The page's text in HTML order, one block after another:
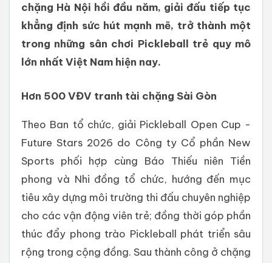
chặng Hà Nội hồi đầu năm, giải đấu tiếp tục
khẳng định sức hút mạnh mẽ, trở thành một
trong những sân chơi Pickleball trẻ quy mô
lớn nhất Việt Nam hiện nay.
Hơn 500 VĐV tranh tài chặng Sài Gòn
Theo Ban tổ chức, giải Pickleball Open Cup -
Future Stars 2026 do Công ty Cổ phần New
Sports phối hợp cùng Báo Thiếu niên Tiền
phong và Nhi đồng tổ chức, hướng đến mục
tiêu xây dựng môi trường thi đấu chuyên nghiệp
cho các vận động viên trẻ; đồng thời góp phần
thúc đẩy phong trào Pickleball phát triển sâu
rộng trong cộng đồng. Sau thành công ở chặng